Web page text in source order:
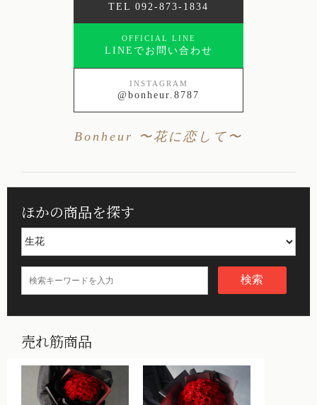
TEL 092-873-1834
OFFICIAL LINE
LINEでお問い合わせ
INSTAGRAM
@bonheur.8787
Bonheur 〜花に恋して〜
ほかの商品を探す
検索
売れ筋商品